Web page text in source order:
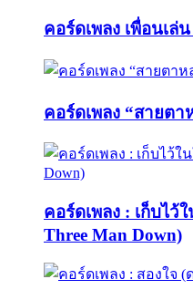
คอร์ดเพลง เพื่อนเล่
คอร์ดเพลง “สายต
คอร์ดเพลง : เก็บไว้
Three Man Down)